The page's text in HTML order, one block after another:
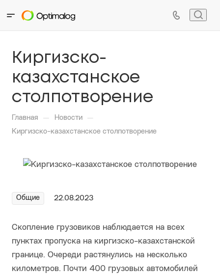
Киргизско-
казахстанское
столпотворение
Главная — Новости —
Киргизско-казахстанское столпотворение
Общие 22.08.2023
Скопление грузовиков наблюдается на всех
пунктах пропуска на киргизско-казахстанской
границе. Очереди растянулись на несколько
километров. Почти 400 грузовых автомобилей